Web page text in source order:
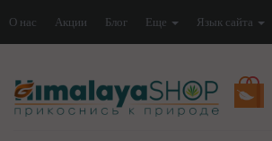
О нас Акции Блог Еще Язык сайта